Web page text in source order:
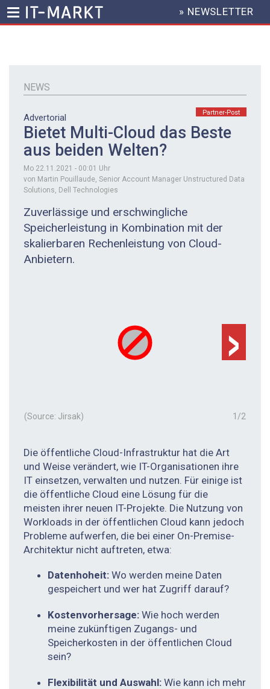
HEADER
MENU
» NEWSLETTER
NEWS
Partner-Post
Advertorial
Bietet Multi-Cloud das Beste
aus beiden Welten?
Mo 22.11.2021 - 00:01 Uhr
von Martin Pouillaude, Senior Account Manager Unstructured Data
Solutions, Dell Technologies
Zuverlässige und erschwingliche
Speicherleistung in Kombination mit der
skalierbaren Rechenleistung von Cloud-
Anbietern.
›
1 /2
(Source: Jirsak)
Die öffentliche Cloud-Infrastruktur hat die Art
und Weise verändert, wie IT-Organisationen ihre
IT einsetzen, verwalten und nutzen. Für einige ist
die öffentliche Cloud eine Lösung für die
meisten ihrer neuen IT-Projekte. Die Nutzung von
Work­loads in der öffentlichen Cloud kann jedoch
Probleme aufwerfen, die bei einer On-Premise-
Architektur nicht auftreten, etwa:
Datenhoheit: Wo werden meine Daten
gespeichert und wer hat Zugriff darauf?
Kostenvorhersage: Wie hoch werden
meine zukünftigen Zugangs- und
Speicherkosten in der öffentlichen Cloud
sein?
Flexibilität und Auswahl: Wie kann ich mehr